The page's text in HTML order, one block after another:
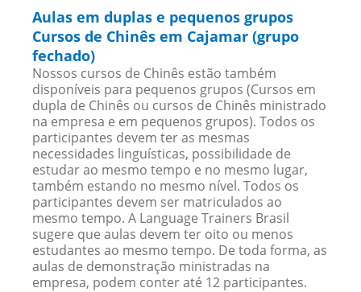
Aulas em duplas e pequenos grupos
Cursos de Chinês em Cajamar (grupo
fechado)
Nossos cursos de Chinês estão também
disponíveis para pequenos grupos (Cursos em
dupla de Chinês ou cursos de Chinês ministrado
na empresa e em pequenos grupos). Todos os
participantes devem ter as mesmas
necessidades linguísticas, possibilidade de
estudar ao mesmo tempo e no mesmo lugar,
também estando no mesmo nível. Todos os
participantes devem ser matriculados ao
mesmo tempo. A Language Trainers Brasil
sugere que aulas devem ter oito ou menos
estudantes ao mesmo tempo. De toda forma, as
aulas de demonstração ministradas na
empresa, podem conter até 12 participantes.